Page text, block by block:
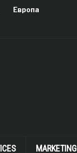
Европа
MARKETING